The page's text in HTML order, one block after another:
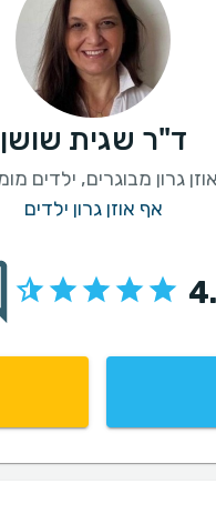
ד"ר שגית שושן
גרון מבוגרים, ילדים
אף אוזן גרון ילדים